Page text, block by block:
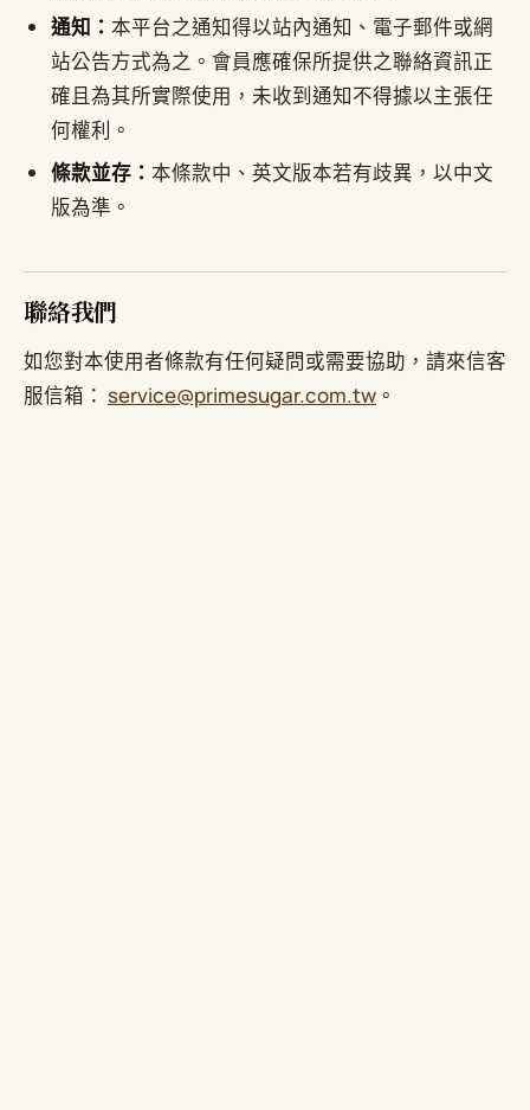
通知：本平台之通知得以站內通知、電子郵件或網
站公告方式為之。會員應確保所提供之聯絡資訊正
確且為其所實際使用，未收到通知不得據以主張任
何權利。
條款並存：本條款中、英文版本若有歧異，以中文
版為準。
聯絡我們
如您對本使用者條款有任何疑問或需要協助，請來信客
服信箱： service@primesugar.com.tw 。